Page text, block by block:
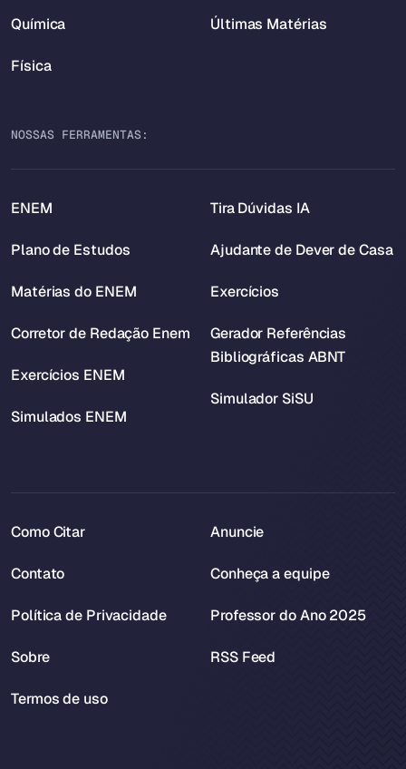
Química
Física
Últimas Matérias
NOSSAS FERRAMENTAS:
ENEM
Plano de Estudos
Matérias do ENEM
Corretor de Redação Enem
Exercícios ENEM
Simulados ENEM
Tira Dúvidas IA
Ajudante de Dever de Casa
Exercícios
Gerador Referências
Bibliográficas ABNT
Simulador SiSU
Como Citar
Contato
Política de Privacidade
Sobre
Termos de uso
Anuncie
Conheça a equipe
Professor do Ano 2025
RSS Feed